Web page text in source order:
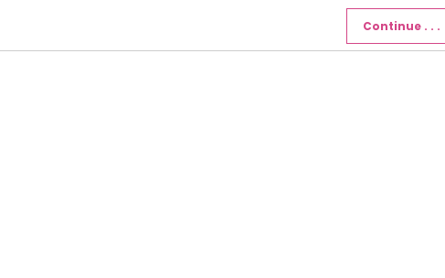
Continue . . .